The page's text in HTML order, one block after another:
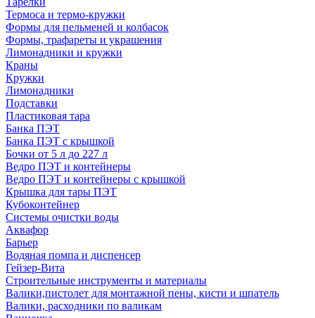
Термоса и термо-кружки
Формы для пельменей и колбасок
Формы, трафареты и украшения
Лимонадники и кружки
Краны
Кружки
Лимонадники
Подставки
Пластиковая тара
Банка ПЭТ
Банка ПЭТ с крышкой
Бочки от 5 л до 227 л
Ведро ПЭТ и контейнеры
Ведро ПЭТ и контейнеры с крышкой
Крышка для тары ПЭТ
Кубоконтейнер
Системы очистки воды
Аквафор
Барьер
Водяная помпа и диспенсер
Гейзер-Вита
Строительные инструменты и материалы
Валики,пистолет для монтажной пены, кисти и шпатель
Валики, расходники по валикам